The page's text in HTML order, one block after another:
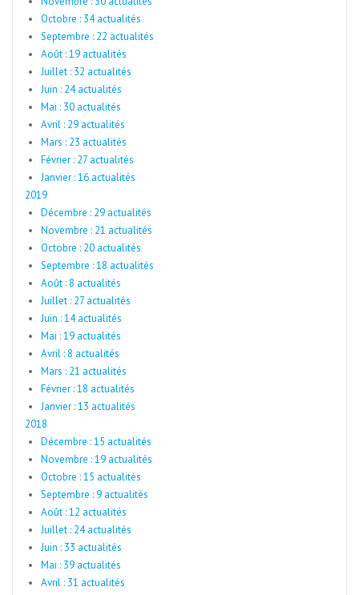
Octobre : 34 actualités
Septembre : 22 actualités
Août : 19 actualités
Juillet : 32 actualités
Juin : 24 actualités
Mai : 30 actualités
Avril : 29 actualités
Mars : 23 actualités
Février : 27 actualités
Janvier : 16 actualités
2019
Décembre : 29 actualités
Novembre : 21 actualités
Octobre : 20 actualités
Septembre : 18 actualités
Août : 8 actualités
Juillet : 27 actualités
Juin : 14 actualités
Mai : 19 actualités
Avril : 8 actualités
Mars : 21 actualités
Février : 18 actualités
Janvier : 13 actualités
2018
Décembre : 15 actualités
Novembre : 19 actualités
Octobre : 15 actualités
Septembre : 9 actualités
Août : 12 actualités
Juillet : 24 actualités
Juin : 33 actualités
Mai : 39 actualités
Avril : 31 actualités